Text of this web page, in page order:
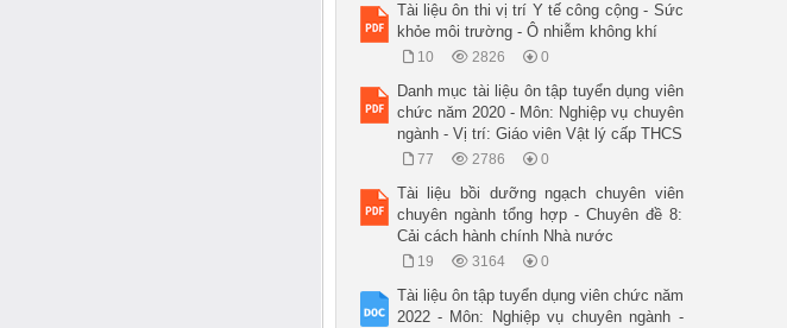
Tài liệu ôn thi vị trí Y tế công cộng - Sức
khỏe môi trường - Ô nhiễm không khí
10 2826 0
Danh mục tài liệu ôn tập tuyển dụng viên
chức năm 2020 - Môn: Nghiệp vụ chuyên
ngành - Vị trí: Giáo viên Vật lý cấp THCS
77 2786 0
Tài liệu bồi dưỡng ngạch chuyên viên
chuyên ngành tổng hợp - Chuyên đề 8:
Cải cách hành chính Nhà nước
19 3164 0
Tài liệu ôn tập tuyển dụng viên chức năm
2022 - Môn: Nghiệp vụ chuyên ngành -